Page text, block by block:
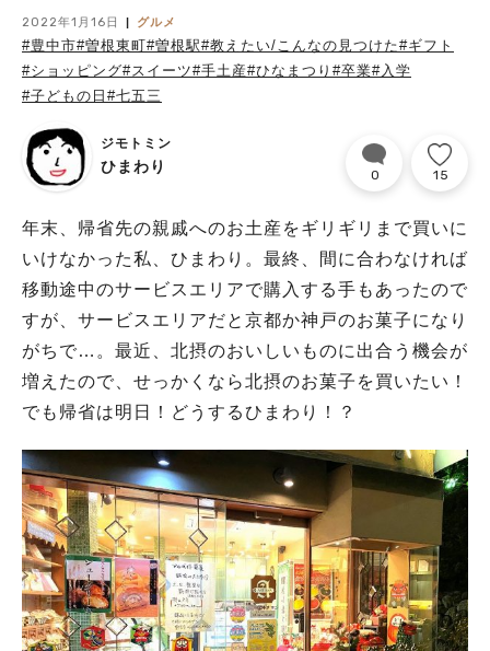
2022年1月16日 グルメ
#豊中市#曽根東町#曽根駅#教えたい/こんなの見つけた#ギフト
#ショッピング#スイーツ#手土産#ひなまつり #卒業#入学
#子どもの日 #七五三
ジモトミン
ひまわり 0 15
年末、帰省先の親戚へのお土産をギリギリまで買いに
いけなかった私、ひまわり。最終、間に合わなければ
移動途中のサービスエリアで購入する手もあったので
すが、サービスエリアだと京都か神戸のお菓子になり
がちで…。最近、北摂のおいしいものに出合う機会が
増えたので、せっかくなら北摂のお菓子を買いたい！
でも帰省は明日！どうするひまわり！？